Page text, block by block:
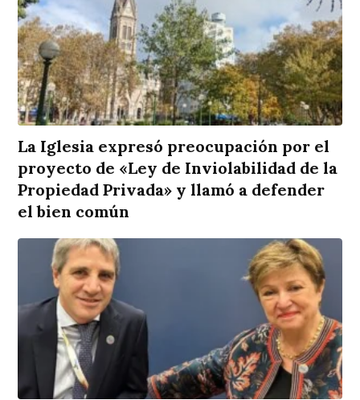
La Iglesia expresó preocupación por el
proyecto de «Ley de Inviolabilidad de la
Propiedad Privada» y llamó a defender
el bien común